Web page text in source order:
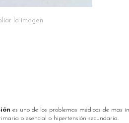
la imagen
es uno de los problemas médicos de mas
o esencial o hipertensión secundaria.